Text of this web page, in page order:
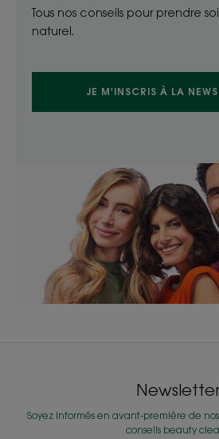
Tous nos conseils pour prendre
naturel.
JE M'INSCRIS À LA
Soyez informés en avant-première de
conseils beauty